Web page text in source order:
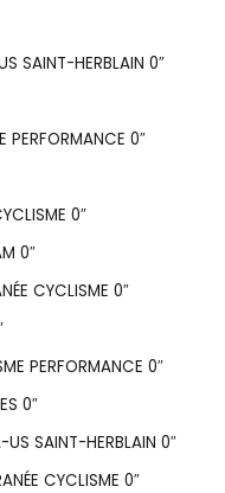
SAINT-HERBLAIN 0″
PERFORMANCE 0″
0″
0″
CYCLISME 0″
PERFORMANCE 0″
0″
SAINT-HERBLAIN 0″
CYCLISME 0″